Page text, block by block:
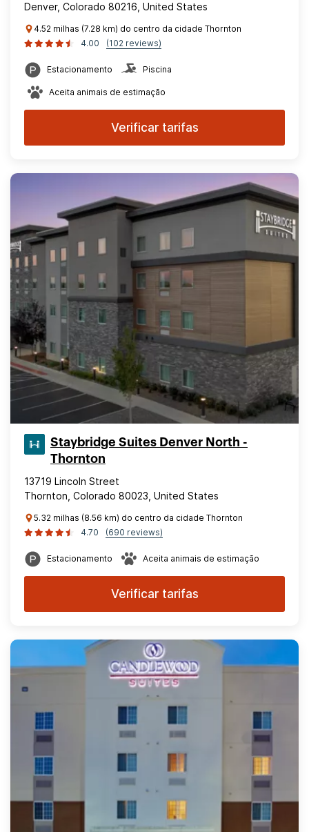
Denver, Colorado 80216, United States
4.52 milhas (7.28 km) do centro da cidade Thornton
4.00
(102 reviews)
Estacionamento Piscina
Aceita animais de estimação
Verificar tarifas
Staybridge Suites Denver North -
Thornton
13719 Lincoln Street
Thornton, Colorado 80023, United States
5.32 milhas (8.56 km) do centro da cidade Thornton
4.70
(690 reviews)
Estacionamento Aceita animais de estimação
Verificar tarifas